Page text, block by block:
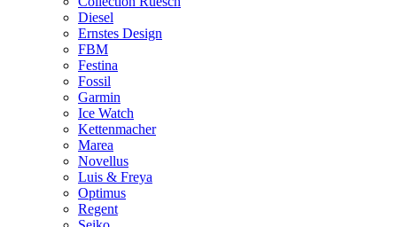
Diesel
Ernstes Design
FBM
Festina
Fossil
Garmin
Ice Watch
Kettenmacher
Marea
Novellus
Luis & Freya
Optimus
Regent